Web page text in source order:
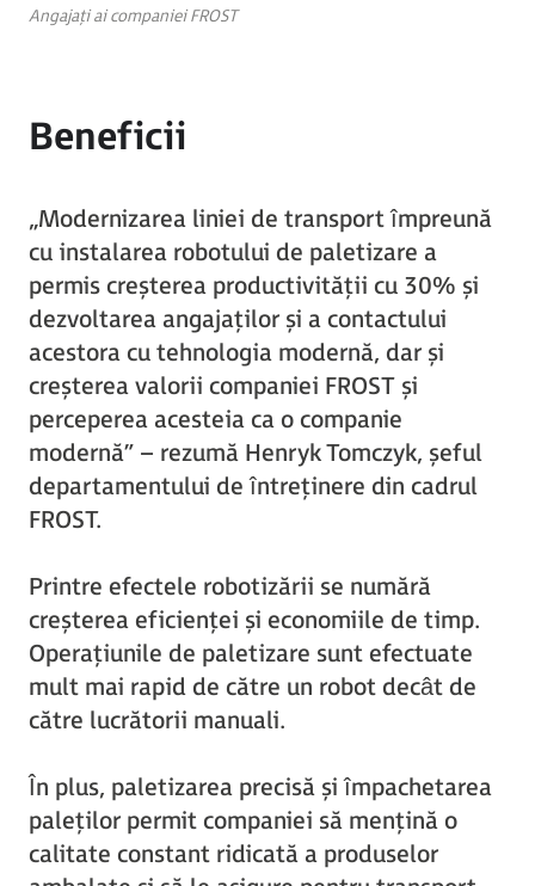
Angajați ai companiei FROST
Beneficii
„Modernizarea liniei de transport împreună
cu instalarea robotului de paletizare a
permis creșterea productivității cu 30% și
dezvoltarea angajaților și a contactului
acestora cu tehnologia modernă, dar și
creșterea valorii companiei FROST și
perceperea acesteia ca o companie
modernă” – rezumă Henryk Tomczyk, șeful
departamentului de întreținere din cadrul
FROST.
Printre efectele robotizării se numără
creșterea eficienței și economiile de timp.
Operațiunile de paletizare sunt efectuate
mult mai rapid de către un robot decât de
către lucrătorii manuali.
În plus, paletizarea precisă și împachetarea
paleților permit companiei să mențină o
calitate constant ridicată a produselor